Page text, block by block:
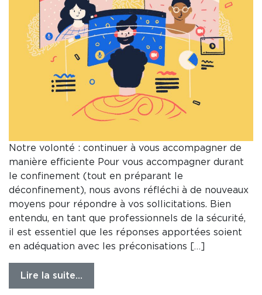
Notre volonté : continuer à vous accompagner de
manière efficiente Pour vous accompagner durant
le confinement (tout en préparant le
déconfinement), nous avons réfléchi à de nouveaux
moyens pour répondre à vos sollicitations. Bien
entendu, en tant que professionnels de la sécurité,
il est essentiel que les réponses apportées soient
en adéquation avec les préconisations […]
Lire la suite…